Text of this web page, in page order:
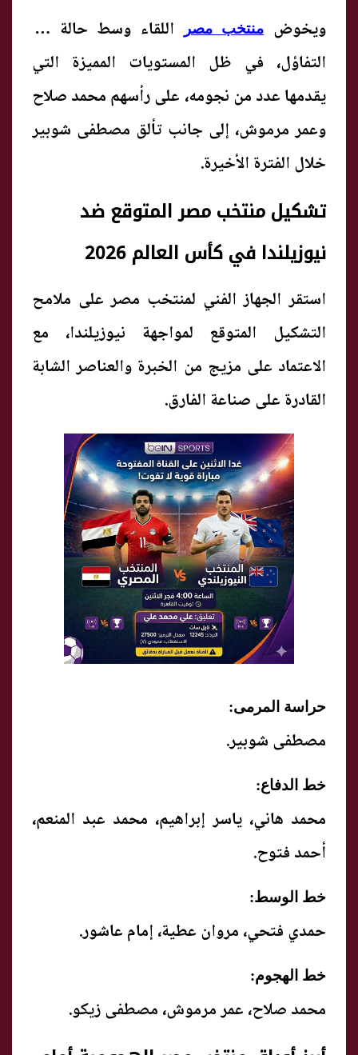
ويخوضمنتخب مصر اللقاء وسط حالة من
التفاؤل، في ظل المستويات المميزة التي
يقدمها عدد من نجومه، على رأسهم محمد صلاح
وعمر مرموش، إلى جانب تألق مصطفى شوبير
خلال الفترة الأخيرة.
تشكيل منتخب مصر المتوقع ضد
نيوزيلندا في كأس العالم 2026
استقر الجهاز الفني لمنتخب مصر على ملامح
التشكيل المتوقع لمواجهة نيوزيلندا، مع
الاعتماد على مزيج من الخبرة والعناصر الشابة
القادرة على صناعة الفارق.
حراسة المرمى:
مصطفى شوبير.
خط الدفاع:
محمد هاني، ياسر إبراهيم، محمد عبد المنعم،
أحمد فتوح.
خط الوسط:
حمدي فتحي، مروان عطية، إمام عاشور.
خط الهجوم:
محمد صلاح، عمر مرموش، مصطفى زيكو.